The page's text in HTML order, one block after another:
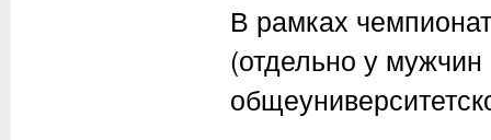
В рамках
(отдельно у